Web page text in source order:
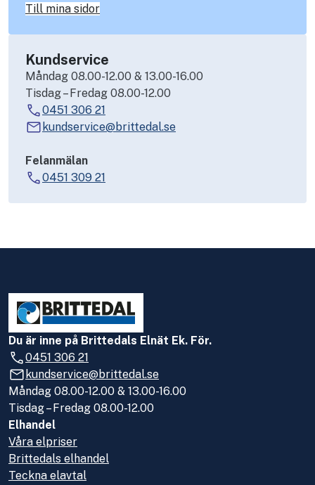
Till mina sidor
Kundservice
Måndag 08.00-12.00 & 13.00-16.00
Tisdag – Fredag 08.00-12.00
0451 306 21
kundservice@brittedal.se
Felanmälan
0451 309 21
Du är inne på Brittedals Elnät Ek. För.
0451 306 21
kundservice@brittedal.se
Måndag 08.00-12.00 & 13.00-16.00
Tisdag – Fredag 08.00-12.00
Elhandel
Våra elpriser
Brittedals elhandel
Teckna elavtal